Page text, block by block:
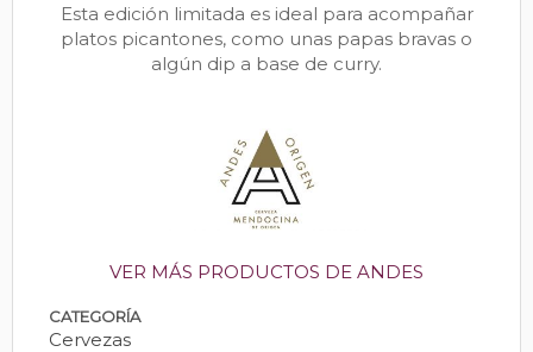
Esta edición limitada es ideal para acompañar
platos picantones, como unas papas bravas o
algún dip a base de curry.
VER MÁS PRODUCTOS DE ANDES
CATEGORÍA
Cervezas